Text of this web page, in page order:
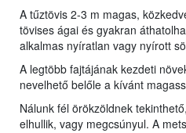
A tűztövis 2-3 m magas,
tövises ágai és gyakran
alkalmas nyíratlan vagy nyírott
A legtöbb fajtájának kezdeti
nevelhető belőle a kívánt
Nálunk fél örökzöldnek
elhullik, vagy megcsúnyul. A